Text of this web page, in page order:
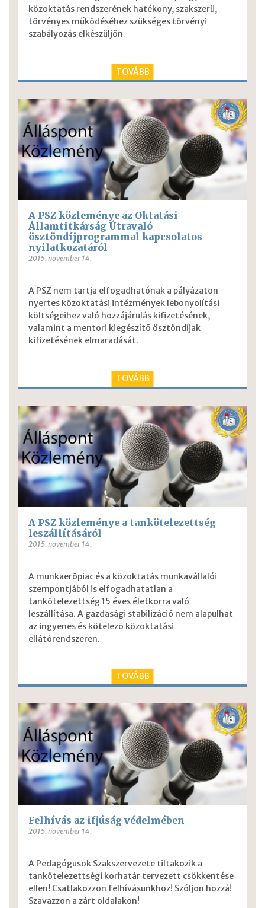
közoktatás rendszerének hatékony, szakszerű,
törvényes működéséhez szükséges törvényi
szabályozás elkészüljön.
TOVÁBB
A PSZ közleménye az Oktatási
Államtitkárság Útravaló
ösztöndíjprogrammal kapcsolatos
nyilatkozatáról
2015. november 14.
A PSZ nem tartja elfogadhatónak a pályázaton
nyertes közoktatási intézmények lebonyolítási
költségeihez való hozzájárulás kifizetésének,
valamint a mentori kiegészítõ ösztöndíjak
kifizetésének elmaradását.
TOVÁBB
A PSZ közleménye a tankötelezettség
leszállításáról
2015. november 14.
A munkaerõpiac és a közoktatás munkavállalói
szempontjából is elfogadhatatlan a
tankötelezettség 15 éves életkorra való
leszállítása. A gazdasági stabilizáció nem alapulhat
az ingyenes és kötelezõ közoktatási
ellátórendszeren.
TOVÁBB
Felhívás az ifjúság védelmében
2015. november 14.
A Pedagógusok Szakszervezete tiltakozik a
tankötelezettségi korhatár tervezett csökkentése
ellen! Csatlakozzon felhívásunkhoz! Szóljon hozzá!
Szavazzon a zárt oldalakon!